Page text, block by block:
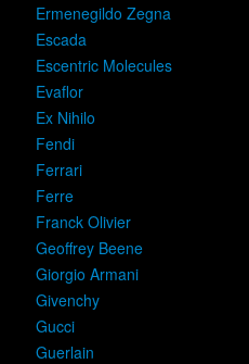
Ermenegildo Zegna
Escada
Escentric Molecules
Evaflor
Ex Nihilo
Fendi
Ferrari
Ferre
Franck Olivier
Geoffrey Beene
Giorgio Armani
Givenchy
Gucci
Guerlain